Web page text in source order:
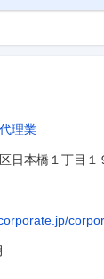
理業
日本橋１丁目１